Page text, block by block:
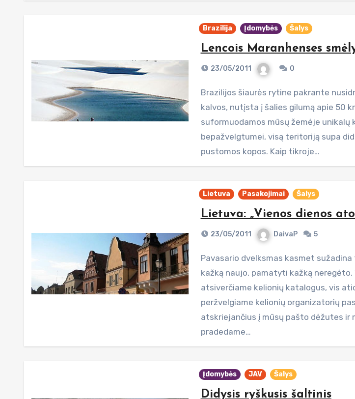
Brazilija Įdomybės Šalys
Lencois Maranhenses
23/05/2011 0
Brazilijos šiaurės rytine pakrante nusidriekusios smėlio
kalvos, nutįsta į šalies gilumą apie 50
suformuodamos mūsų žemėje unikalų
bepažvelgtumei, visą teritoriją supa
pustomos kopos. Kaip tikroje…
Lietuva Pasakojimai Šalys
Lietuva: „Vienos dienos
23/05/2011 DaivaP 5
Pavasario dvelksmas kasmet sužadina troškimą patirti
kažką naujo, pamatyti kažką neregėto.
atsiverčiame kelionių katalogus, vis
peržvelgiame kelionių organizatorių
atskriejančius į mūsų pašto dėžutes ir
pradedame…
Įdomybės JAV Šalys
Didysis ryškusis šaltinis